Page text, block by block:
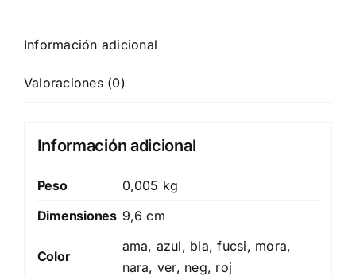
Información adicional
Valoraciones (0)
Información adicional
Peso
0,005 kg
Dimensiones 9,6 cm
Color
ama, azul, bla, fucsi, mora,
nara, ver, neg, roj